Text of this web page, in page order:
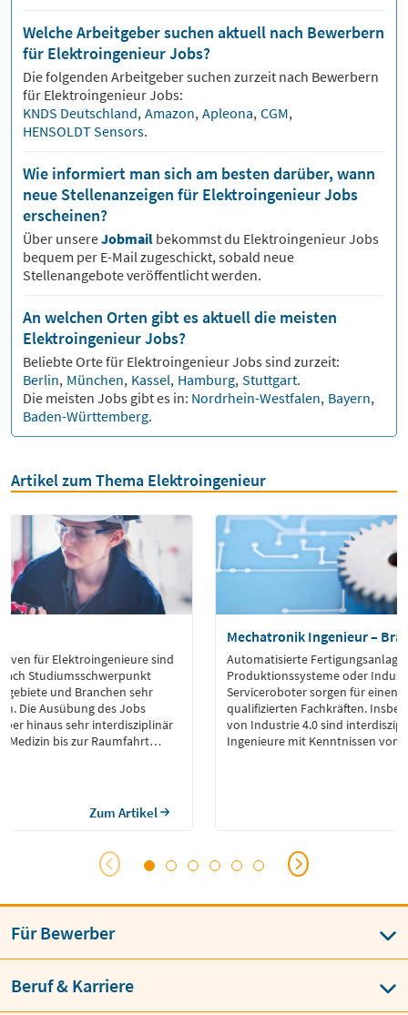
Welche Arbeitgeber suchen aktuell nach Bewerbern
für Elektroingenieur Jobs?
Die folgenden Arbeitgeber suchen zurzeit nach Bewerbern
für ElektroingenieurJobs:
KNDS Deutschland, Amazon, Apleona, CGM,
HENSOLDT Sensors.
Wie informiert man sich am besten darüber, wann
neue Stellenanzeigen für Elektroingenieur Jobs
erscheinen?
Über unsereJobmail bekommst du ElektroingenieurJobs
bequem per E-Mail zugeschickt, sobald neue
Stellenangebote veröffentlicht werden.
An welchen Orten gibt es aktuell die meisten
Elektroingenieur Jobs?
Beliebte Orte für ElektroingenieurJobs sind zurzeit:
Berlin, München, Kassel, Hamburg, Stuttgart.
Die meisten Jobs gibt es in: Nordrhein-Westfalen, Bayern,
Baden-Württemberg.
Artikel zum Thema Elektroingenieur
für Elektroingenieure sind
Studiumsschwerpunkt
und Branchen sehr
Die Ausübung des Jobs
hinaus sehr interdisziplinär
Medizin bis zur Raumfahrt
Zum Artikel
Mechatronik Ingenieur –
Automatisierte
Produktionssysteme oder
Serviceroboter sorgen für einen
qualifizierten Fachkräften.
von Industrie 4.0 sind
Ingenieure mit Kenntnissen von
Für Bewerber
Beruf & Karriere